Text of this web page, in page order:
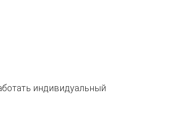
индивидуальный